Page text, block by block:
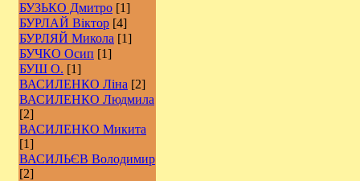
БУЗЬКО Дмитро [1]
БУРЛАЙ Віктор [4]
БУРЛЯЙ Микола [1]
БУЧКО Осип [1]
БУШ О. [1]
ВАСИЛЕНКО Ліна [2]
ВАСИЛЕНКО Людмила
[2]
ВАСИЛЕНКО Микита
[1]
ВАСИЛЬЄВ Володимир
[2]